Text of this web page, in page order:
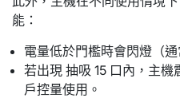
能：
電量低於門檻時會閃燈（
若出現 抽吸 15 口內，主
戶控量使用。